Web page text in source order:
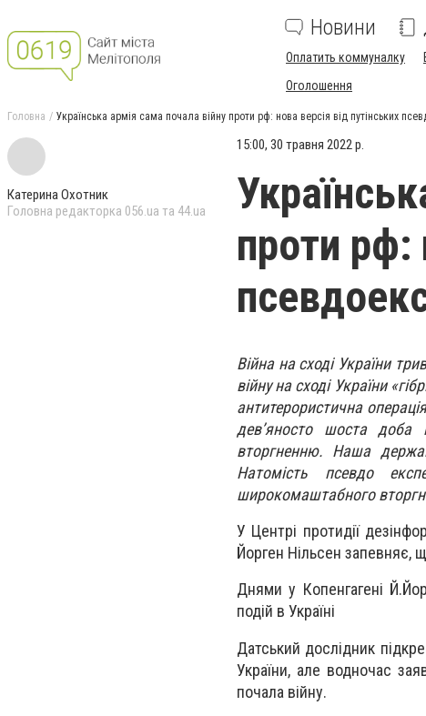
Новини
Оплатить коммуналку
Оголошення
Головна Українська армія сама почала війну проти рф: нова версія від путінських
Катерина Охотник
Головна редакторка 056.ua та 44.ua
15:00, 30 травня 2022 р.
проти рф:
Війна на сході України
війну на сході України
антитерористична
дев’яносто шоста доба
вторгненню. Наша
Натомість псевдо
широкомаштабного
У Центрі протидії
Йорген Нільсен запевняє,
Днями у Копенгагені
подій в Україні
Датський дослідник
України, але водночас
почала війну.